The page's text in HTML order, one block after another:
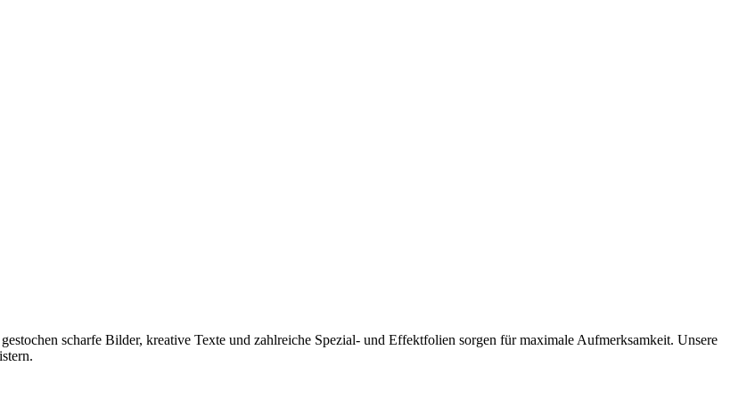
scharfe Bilder, kreative Texte und zahlreiche Spezial- und Effektfolien sorgen für maximale Aufmerksamkeit. Unsere